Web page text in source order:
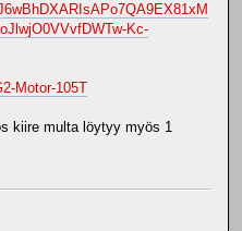
Kc-
Motor-105T
kiire multa löytyy myös 1